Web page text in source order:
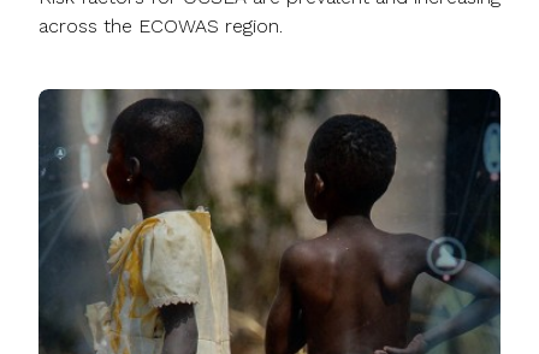
across the ECOWAS region.